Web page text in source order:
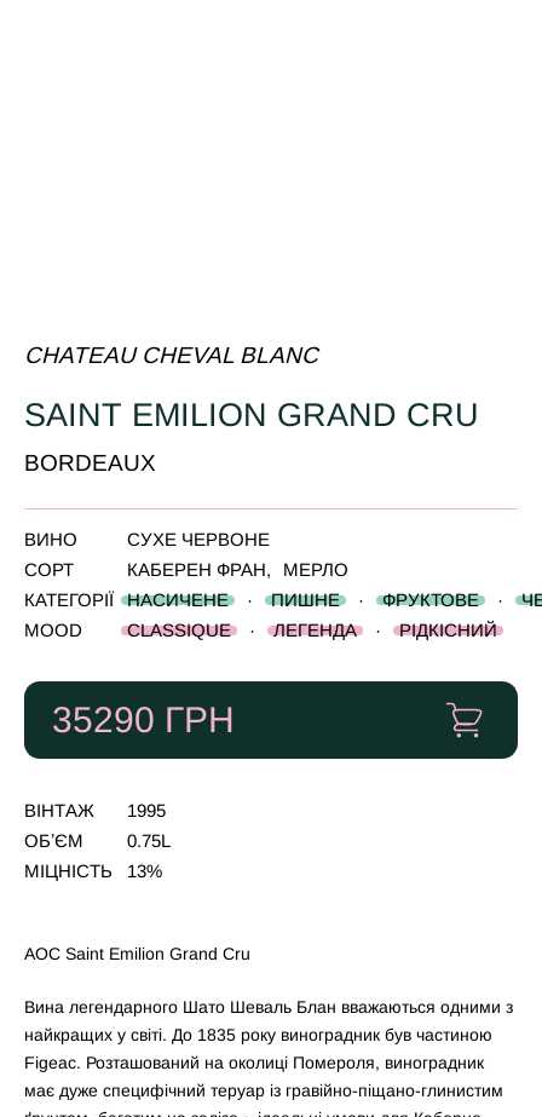
CHATEAU CHEVAL BLANC
SAINT EMILION GRAND CRU
BORDEAUX
ВИНО
СУХЕ ЧЕРВОНЕ
СОРТ
КАБЕРЕН ФРАН,
МЕРЛО
КАТЕГОРІЇ
НАСИЧЕНЕ · ПИШНЕ · ФРУКТОВЕ ·
MOOD
CLASSIQUE · ЛЕГЕНДА · РІДКІСНИЙ
35290 ГРН
ВІНТАЖ
1995
ОБʼЄМ
0.75L
МІЦНІСТЬ
13%
AOC Saint Emilion Grand Cru
Вина легендарного Шато Шеваль Блан вважаються одними з
найкращих у світі. До 1835 року виноградник був частиною
Figeac. Розташований на околиці Помероля, виноградник
має дуже специфічний теруар із гравійно-піщано-глинистим